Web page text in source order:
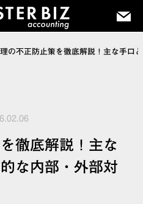
の不正防止策を徹底解説！主な手口
徹底解説！主な
な内部・外部対